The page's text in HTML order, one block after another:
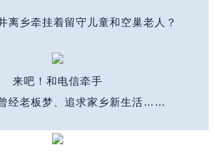
离乡牵挂着留守儿童和空巢老人？
来吧！ 和电信牵手
经老板梦、追求家乡新生活……